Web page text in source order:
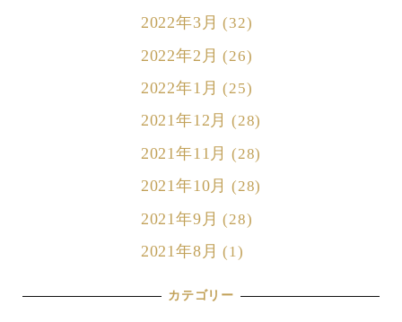
2022年3月 (32)
2022年2月 (26)
2022年1月 (25)
2021年12月 (28)
2021年11月 (28)
2021年10月 (28)
2021年9月 (28)
2021年8月 (1)
カテゴリー